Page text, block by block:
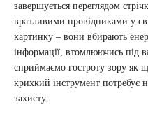
завершується переглядом
вразливими провідниками у
картинку – вони вбирають
інформації, втомлюючись
сприймаємо гостроту зору як
крихкий інструмент потребує
захисту.